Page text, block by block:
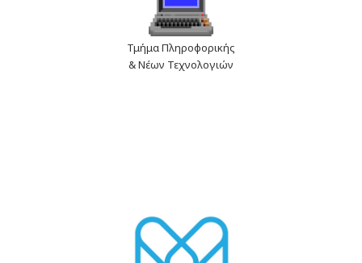
Τμήμα Πληροφορικής
& Νέων Τεχνολογιών